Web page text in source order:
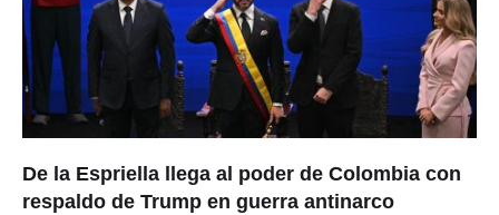
De la Espriella llega al poder de Colombia con
respaldo de Trump en guerra antinarco